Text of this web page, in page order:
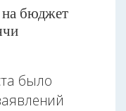
бюджет
было